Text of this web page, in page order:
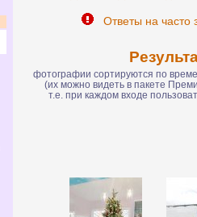
Ответы на часто
фотографии сортируются по
(их можно видеть в пакете
т.е. при каждом входе